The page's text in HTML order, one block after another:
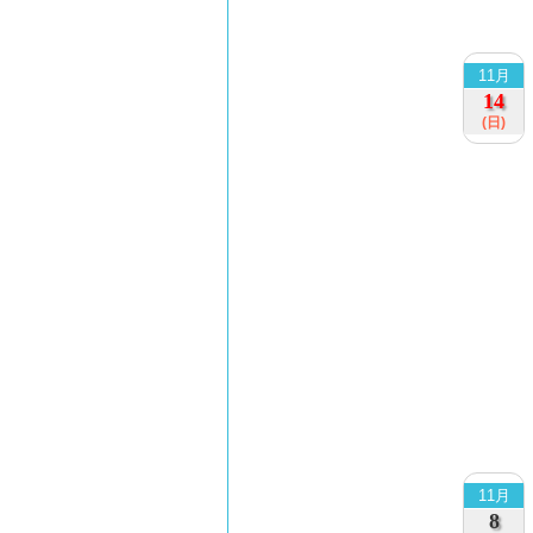
11月
14
(日)
11月
8